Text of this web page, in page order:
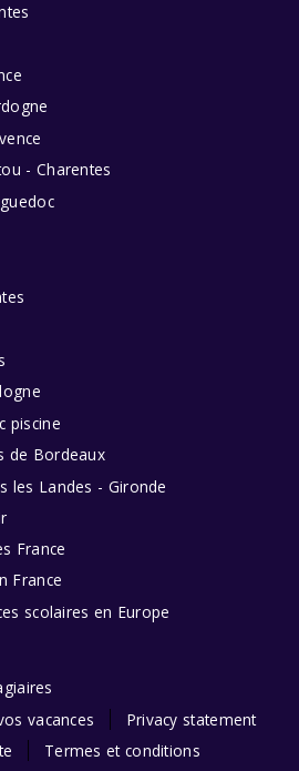
- Charentes
piscine
de Bordeaux
les Landes - Gironde
France
France
scolaires en Europe
vacances
Privacy statement
Termes et conditions